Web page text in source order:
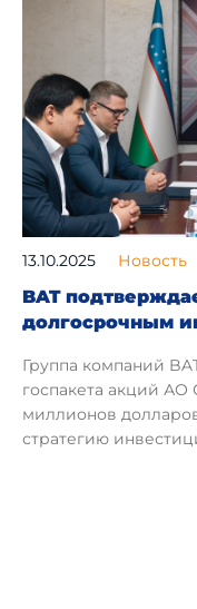
13.10.2025 Новость
BAT
долгосрочным
Группа компаний
госпакета акций АО
миллионов
стратегию